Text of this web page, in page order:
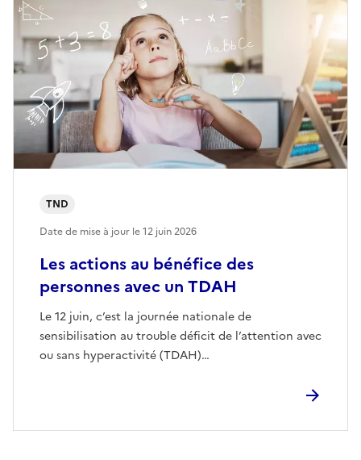
Les actions au bénéfice des
personnes avec un TDAH
Le 12 juin, c’est la journée nationale de
sensibilisation au trouble déficit de l’attention avec
ou sans hyperactivité (TDAH)…
TND
Date de mise à jour le12 juin 2026